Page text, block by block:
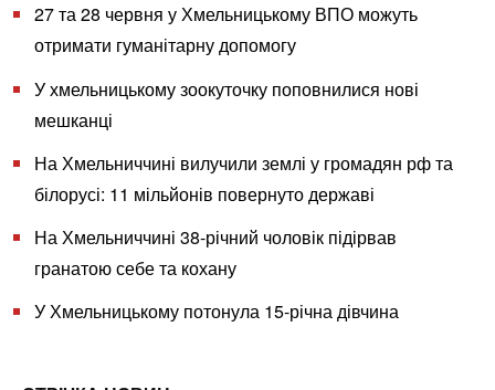
27 та 28 червня у Хмельницькому ВПО можуть
отримати гуманітарну допомогу
У хмельницькому зоокуточку поповнилися нові
мешканці
На Хмельниччині вилучили землі у громадян рф та
білорусі: 11 мільйонів повернуто державі
На Хмельниччині 38-річний чоловік підірвав
гранатою себе та кохану
У Хмельницькому потонула 15-річна дівчина